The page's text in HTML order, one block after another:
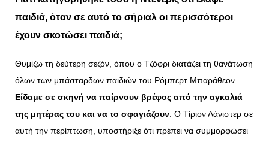
παιδιά, όταν σε αυτό το σήριαλ οι περισσότεροι
έχουν σκοτώσει παιδιά;
Θυμίζω τη δεύτερη σεζόν, όπου ο Τζόφρι διατάζει τη θανάτωση
όλων των μπάσταρδων παιδιών του Ρόμπερτ Μπαράθεον.
Είδαμε σε σκηνή να παίρνουν βρέφος από την αγκαλιά
της μητέρας του και να το σφαγιάζουν. Ο Τίριον Λάνιστερ σε
αυτή την περίπτωση, υποστήριξε ότι πρέπει να συμμορφώσει